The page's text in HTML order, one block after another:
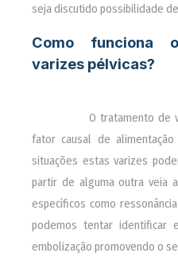
seja discutido possibilidade
Como funciona
varizes pélvicas?
O tratamento de
fator causal de
situações estas varizes
partir de alguma outra veia
específicos como
podemos tentar identificar
embolização promovendo o